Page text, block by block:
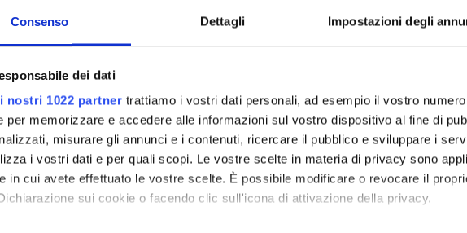
Consenso Dettagli Impostazioni degli
dei dati
i nostri 1022 partner trattiamo i vostri dati personali, ad esempio il vostro
per memorizzare e accedere alle informazioni sul vostro dispositivo al fine di
misurare gli annunci e i contenuti, ricercare il pubblico e sviluppare i
i vostri dati e per quali scopi. Le vostre scelte in materia di privacy sono
in cui avete effettuato le vostre scelte. È possibile modificare o revocare il
sui cookie o facendo clic sull'icona di attivazione della privacy.
Publiacqua fin dalla sua nascita ha portato avanti attraverso
ed offre garanzie di controllo come nessun altro tipo di
E le nostre due campagne 2007 esemplificano al meglio
qualità… direttamente a casa tua! e ricerchiamo… la qualità!!
senza tanti fronzoli che hanno alle spalle tutto il lavoro e gli
messo in campo dal 2002 ad oggi per poter dare a tutti i